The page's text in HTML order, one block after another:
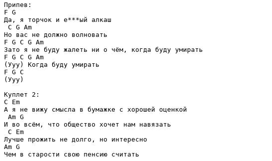
Припев:
F G
Да, я торчок и е***ый алкаш
C G Am
Но вас не должно волновать
F G C G Am
Зато я не буду жалеть ни о чём, когда буду умирать
F G C G Am
(Ууу) Когда буду умирать
F G C
(Ууу)
Куплет 2:
C Em
А я не вижу смысла в бумажке с хорошей оценкой
Am G
И во всём, что общество хочет нам навязать
C Em
Лучше прожить не долго, но интересно
Am G
Чем в старости свою пенсию считать